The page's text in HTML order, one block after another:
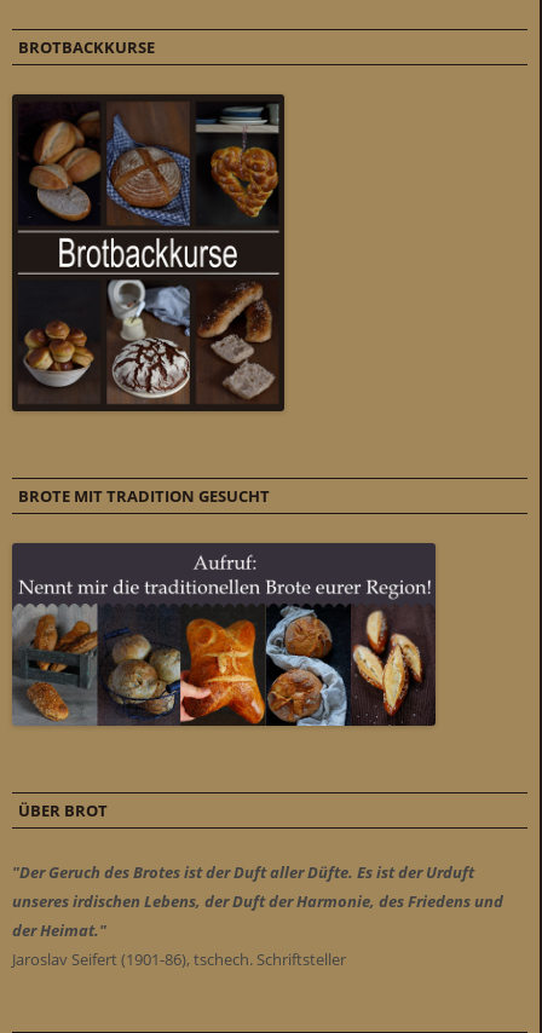
BROTBACKKURSE
BROTE MIT TRADITION GESUCHT
ÜBER BROT
"Der Geruch des Brotes ist der Duft aller Düfte. Es ist der Urduft
unseres irdischen Lebens, der Duft der Harmonie, des Friedens und
der Heimat."
Jaroslav Seifert (1901-86), tschech. Schriftsteller